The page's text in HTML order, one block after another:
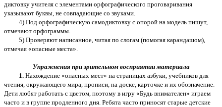
диктовку учителя с элементами орфографического проговаривания
указывают буквы, не совпадающие со звуками.
4) Под орфографическую самодиктовку с опорой на модель пишут,
отмечают орфограммы.
5) Проверяют написанное, читая по слогам (помогая карандашом),
отмечая «опасные места».
Упражнения при зрительном восприятии материала
1. Нахождение «опасных мест» на страницах азбуки, учебников для
чтения, окружающего мира, прописи, на доске, карточке и их обозначение.
Дети любят работать с цветом, поэтому в игру «Будь внимателен» играем
часто и в группе продленного дня. Ребята часто приносят старые детские